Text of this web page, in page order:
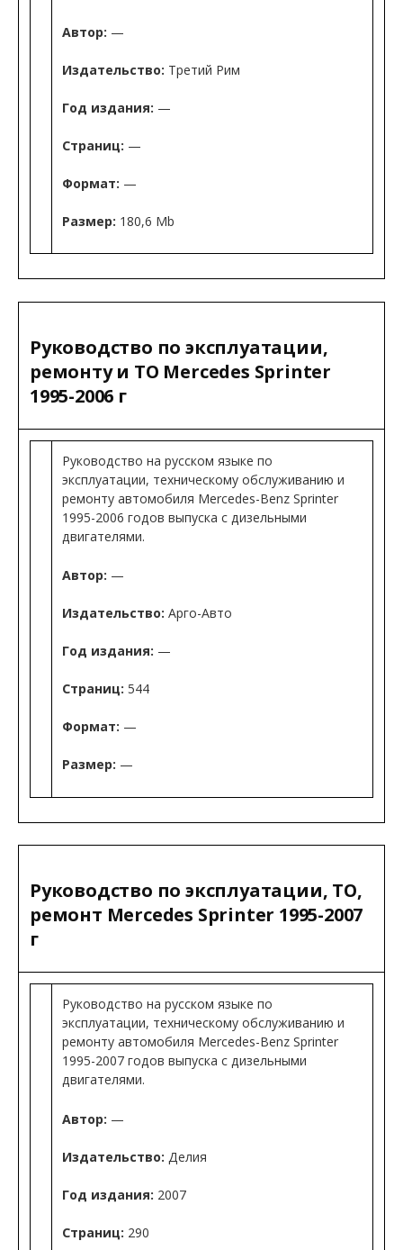
Автор: —
Издательство: Третий Рим
Год издания: —
Страниц: —
Формат: —
Размер: 180,6 Mb
Руководство по эксплуатации,
ремонту и ТО Mercedes Sprinter
1995-2006 г
Руководство на русском языке по
эксплуатации, техническому обслуживанию и
ремонту автомобиля Mercedes-Benz Sprinter
1995-2006 годов выпуска с дизельными
двигателями.
Автор: —
Издательство: Арго-Авто
Год издания: —
Страниц: 544
Формат: —
Размер: —
Руководство по эксплуатации, ТО,
ремонт Mercedes Sprinter 1995-2007
г
Руководство на русском языке по
эксплуатации, техническому обслуживанию и
ремонту автомобиля Mercedes-Benz Sprinter
1995-2007 годов выпуска с дизельными
двигателями.
Автор: —
Издательство: Делия
Год издания: 2007
Страниц: 290